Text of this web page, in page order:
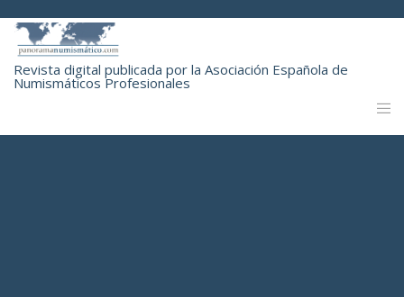
Revista digital publicada por la Asociación Española de
Numismáticos Profesionales